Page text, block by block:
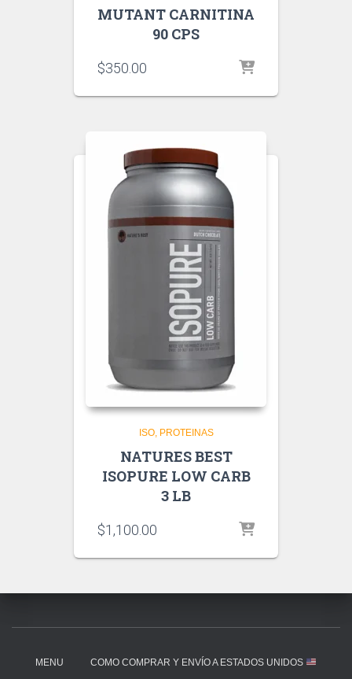
MUTANT CARNITINA
90 CPS
$350.00
ISO PROTEINAS
NATURES BEST
ISOPURE LOW CARB
3 LB
$1,100.00
MENU COMO COMPRAR Y ENVÍO A ESTADOS UNIDOS